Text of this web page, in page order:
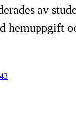
av
hemuppgift